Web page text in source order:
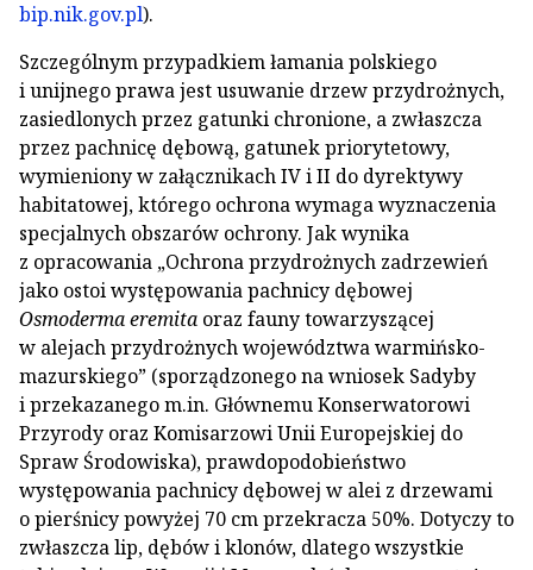
bip.nik.gov.pl).
Szczególnym przypadkiem łamania polskiego
i unijnego prawa jest usuwanie drzew przydrożnych,
zasiedlonych przez gatunki chronione, a zwłaszcza
przez pachnicę dębową, gatunek priorytetowy,
wymieniony w załącznikach IV i II do dyrektywy
habitatowej, którego ochrona wymaga wyznaczenia
specjalnych obszarów ochrony. Jak wynika
z opracowania „Ochrona przydrożnych zadrzewień
jako ostoi występowania pachnicy dębowej
Osmoderma eremita oraz fauny towarzyszącej
w alejach przydrożnych województwa warmińsko-
mazurskiego” (sporządzonego na wniosek Sadyby
i przekazanego m.in. Głównemu Konserwatorowi
Przyrody oraz Komisarzowi Unii Europejskiej do
Spraw Środowiska), prawdopodobieństwo
występowania pachnicy dębowej w alei z drzewami
o pierśnicy powyżej 70 cm przekracza 50%. Dotyczy to
zwłaszcza lip, dębów i klonów, dlatego wszystkie